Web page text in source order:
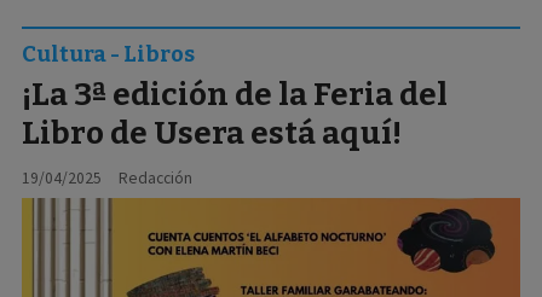
¡La 3ª edición de la Feria del
Libro de Usera está aquí!
Redacción
Cultura - Libros
19/04/2025